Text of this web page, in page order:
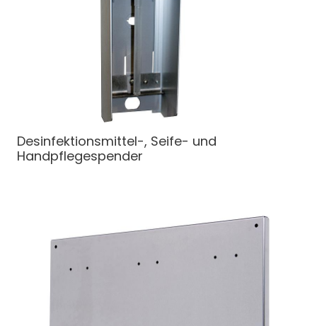
Desinfektionsmittel-, Seife- und
Handpflegespender